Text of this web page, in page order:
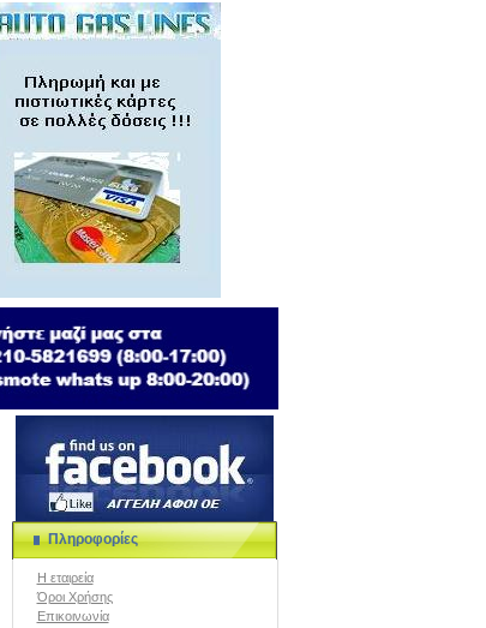
Πληροφορίες
Η εταιρεία
Όροι Χρήσης
Επικοινωνία